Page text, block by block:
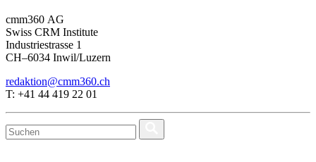
cmm360 AG
Swiss CRM Institute
Industriestrasse 1
CH–6034 Inwil/Luzern
redaktion@cmm360.ch
T: +41 44 419 22 01